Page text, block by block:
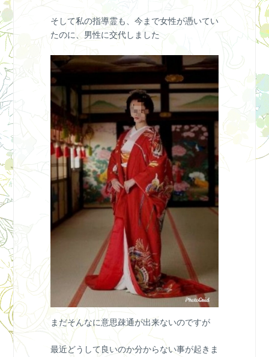
そして私の指導霊も、今まで女性が憑いてい
たのに、男性に交代しました
まだそんなに意思疎通が出来ないのですが
最近どうして良いのか分からない事が起きま